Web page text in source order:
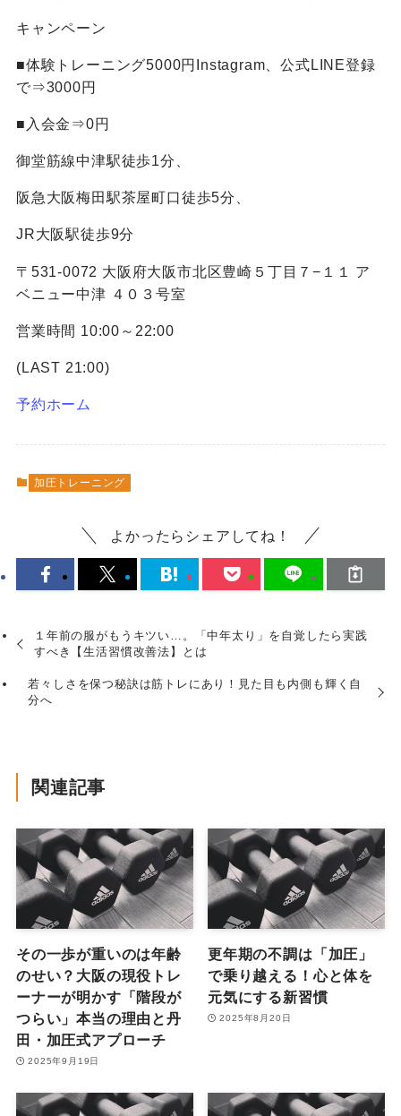
キャンペーン
■体験トレーニング5000円Instagram、公式LINE登録
で⇒3000円
■入会金⇒0円
御堂筋線中津駅徒歩1分、
阪急大阪梅田駅茶屋町口徒歩5分、
JR大阪駅徒歩9分
〒531-0072 大阪府大阪市北区豊崎５丁目７−１１ ア
ベニュー中津 ４０３号室
営業時間 10:00～22:00
(LAST 21:00)
予約ホーム
加圧トレーニング
よかったらシェアしてね！
１年前の服がもうキツい…。「中年太り」を自覚したら実践
すべき【生活習慣改善法】とは
若々しさを保つ秘訣は筋トレにあり！見た目も内側も輝く自
分へ
関連記事
その一歩が重いのは年齢
のせい？大阪の現役トレ
ーナーが明かす「階段が
つらい」本当の理由と丹
田・加圧式アプローチ
2025年9月19日
更年期の不調は「加圧」
で乗り越える！心と体を
元気にする新習慣
2025年8月20日